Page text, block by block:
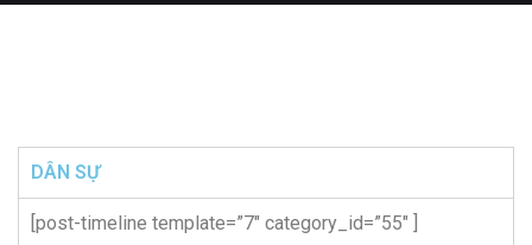
DÂN SỰ
[post-timeline template=”7″ category_id=”55″ ]